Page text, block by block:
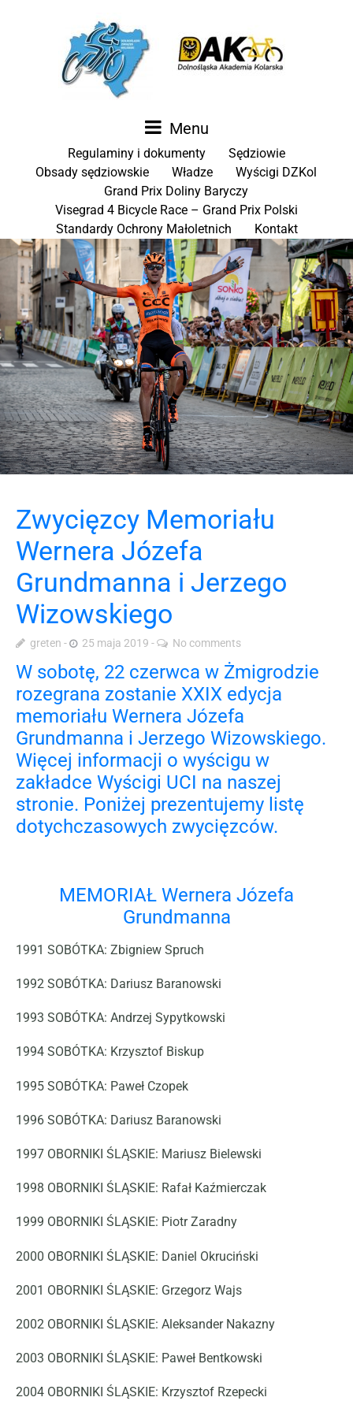
Menu
Regulaminy i dokumenty
Sędziowie
Obsady sędziowskie
Władze
Wyścigi DZKol
Grand Prix Doliny Baryczy
Visegrad 4 Bicycle Race – Grand Prix Polski
Standardy Ochrony Małoletnich
Kontakt
Zwycięzcy Memoriału
Wernera Józefa
Grundmanna i Jerzego
Wizowskiego
greten 25 maja 2019 No comments
W sobotę, 22 czerwca w Żmigrodzie
rozegrana zostanie XXIX edycja
memoriału Wernera Józefa
Grundmanna i Jerzego Wizowskiego.
Więcej informacji o wyścigu w
zakładce Wyścigi UCI na naszej
stronie. Poniżej prezentujemy listę
dotychczasowych zwycięzców.
MEMORIAŁ Wernera Józefa
Grundmanna
1991 SOBÓTKA: Zbigniew Spruch
1992 SOBÓTKA: Dariusz Baranowski
1993 SOBÓTKA: Andrzej Sypytkowski
1994 SOBÓTKA: Krzysztof Biskup
1995 SOBÓTKA: Paweł Czopek
1996 SOBÓTKA: Dariusz Baranowski
1997 OBORNIKI ŚLĄSKIE: Mariusz Bielewski
1998 OBORNIKI ŚLĄSKIE: Rafał Kaźmierczak
1999 OBORNIKI ŚLĄSKIE: Piotr Zaradny
2000 OBORNIKI ŚLĄSKIE: Daniel Okruciński
2001 OBORNIKI ŚLĄSKIE: Grzegorz Wajs
2002 OBORNIKI ŚLĄSKIE: Aleksander Nakazny
2003 OBORNIKI ŚLĄSKIE: Paweł Bentkowski
2004 OBORNIKI ŚLĄSKIE: Krzysztof Rzepecki